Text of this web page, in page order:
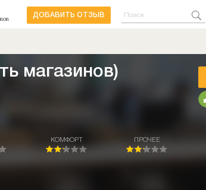
ДОБАВИТЬ ОТЗЫВ
магазинов)
КОМФОРТ ПРОЧЕЕ